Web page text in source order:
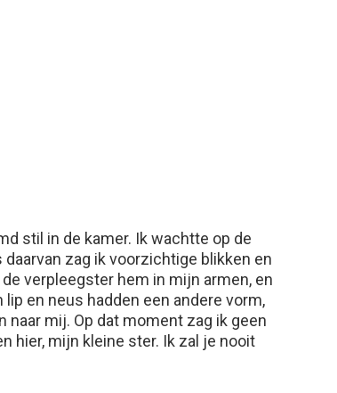
stil in de kamer. Ik wachtte op de
zag ik voorzichtige blikken en
verpleegster hem in mijn armen, en
en neus hadden een andere vorm,
naar mij. Op dat moment zag ik geen
hier, mijn kleine ster. Ik zal je nooit